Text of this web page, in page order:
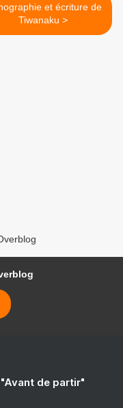
et écriture de
Tiwanaku >
de partir"